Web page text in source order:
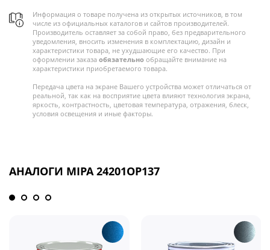
Информация о товаре получена из открытых источников, в том
числе из официальных каталогов и сайтов производителей.
Производитель оставляет за собой право, без предварительного
уведомления, вносить изменения в комплектацию, дизайн и
характеристики товара, не ухудшающие его качество. При
оформлении заказа обязательно обращайте внимание на
характеристики приобретаемого товара.
Передача цвета на экране Вашего устройства может отличаться от
реальной, так как на восприятие цвета влияют технология экрана,
яркость, контрастность, цветовая температура, отражения, блеск,
условия освещения и иные факторы.
АНАЛОГИ MIPA 24201OP137